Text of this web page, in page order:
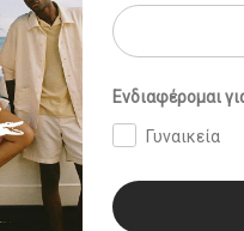
Ενδιαφέρομαι
Γυναικεία